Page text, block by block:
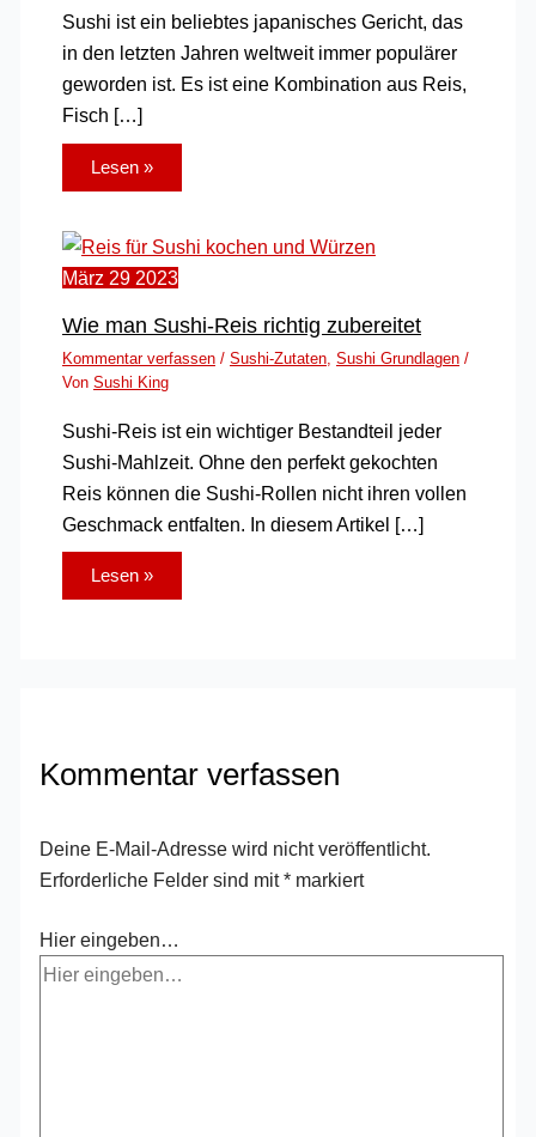
Sushi ist ein beliebtes japanisches Gericht, das
in den letzten Jahren weltweit immer populärer
geworden ist. Es ist eine Kombination aus Reis,
Fisch […]
Lesen »
März 29 2023
Wie man Sushi-Reis richtig zubereitet
Kommentar verfassen / Sushi-Zutaten, Sushi Grundlagen/
Von Sushi King
Sushi-Reis ist ein wichtiger Bestandteil jeder
Sushi-Mahlzeit. Ohne den perfekt gekochten
Reis können die Sushi-Rollen nicht ihren vollen
Geschmack entfalten. In diesem Artikel […]
Lesen »
Kommentar verfassen
Deine E-Mail-Adresse wird nicht veröffentlicht.
Erforderliche Felder sind mit* markiert
Hier eingeben…